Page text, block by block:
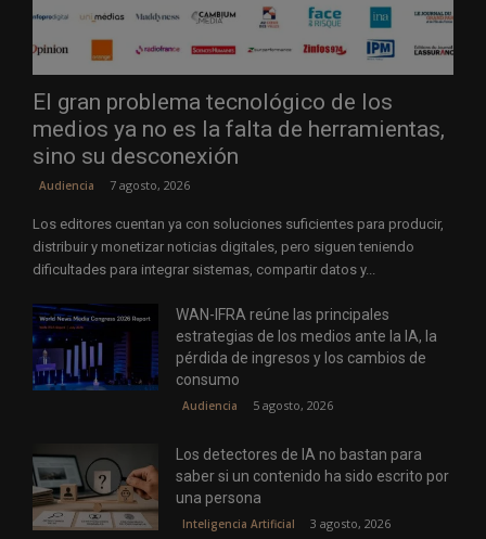
El gran problema tecnológico de los
medios ya no es la falta de herramientas,
sino su desconexión
Audiencia 7 agosto, 2026
Los editores cuentan ya con soluciones suficientes para producir,
distribuir y monetizar noticias digitales, pero siguen teniendo
dificultades para integrar sistemas, compartir datos y...
WAN-IFRA reúne las principales
estrategias de los medios ante la IA, la
pérdida de ingresos y los cambios de
consumo
Audiencia 5 agosto, 2026
Los detectores de IA no bastan para
saber si un contenido ha sido escrito por
una persona
Inteligencia Artificial 3 agosto, 2026